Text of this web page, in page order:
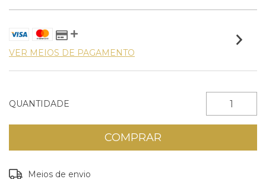
VER MEIOS DE PAGAMENTO
QUANTIDADE
Entregas para o CEP:
Meios de envio